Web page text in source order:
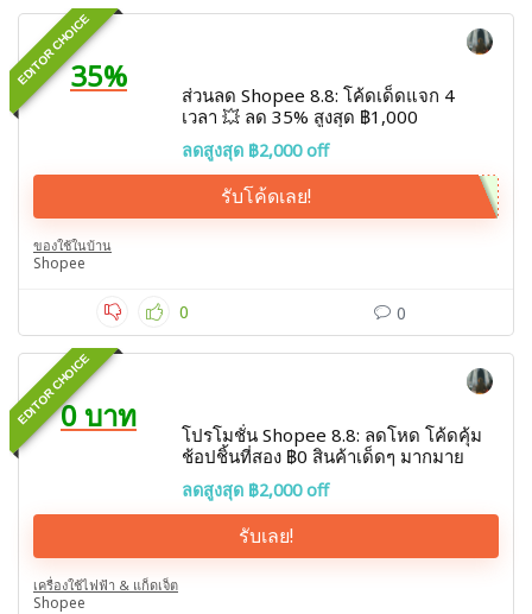
EDITOR CHOICE35%
ส่วนลด Shopee 8.8: โค้ดเด็ดแจก 4
เวลา 💥 ลด 35% สูงสุด ฿1,000
ลดสูงสุด ฿2,000 off
รับโค้ดเลย!
ของใช้ในบ้าน
Shopee
0 0
EDITOR CHOICE0 บาท
โปรโมชั่น Shopee 8.8: ลดโหด โค้ดคุ้ม
ช้อปชิ้นที่สอง ฿0 สินค้าเด็ดๆ มากมาย
ลดสูงสุด ฿2,000 off
รับเลย!
เครื่องใช้ไฟฟ้า & แก็ดเจ็ต
Shopee